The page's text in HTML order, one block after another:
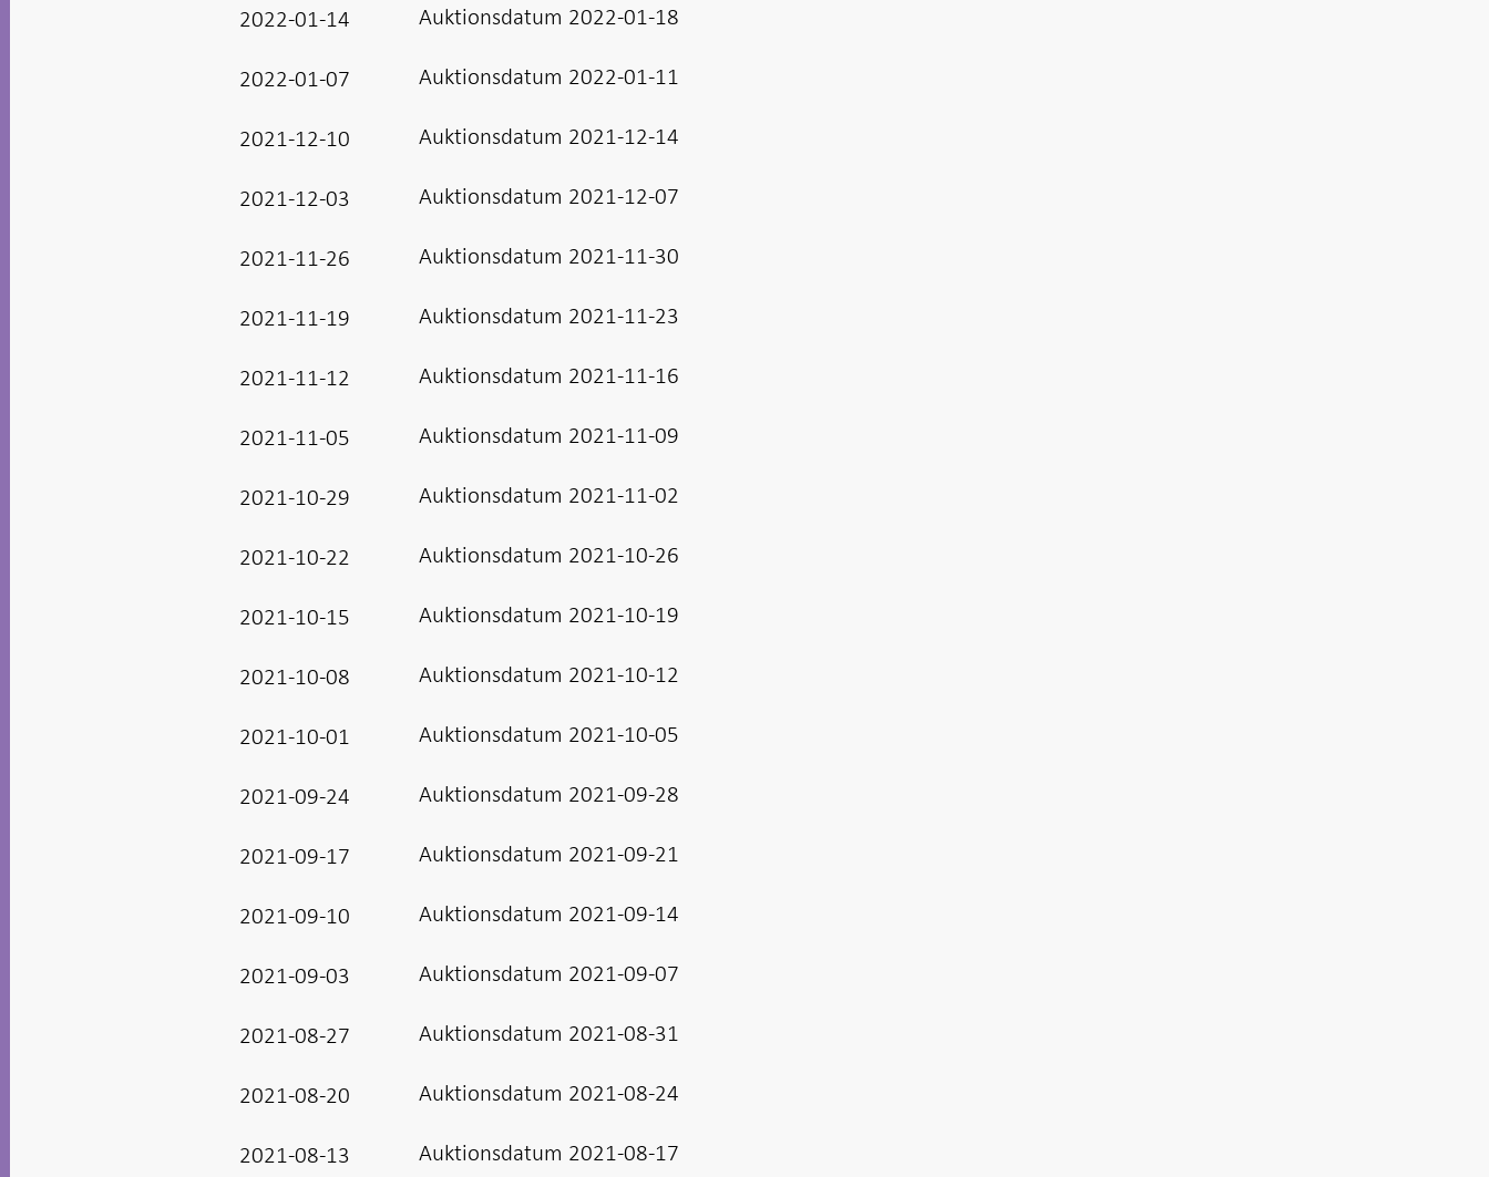
2022-01-14 Auktionsdatum 2022-01-18
2022-01-07 Auktionsdatum 2022-01-11
2021-12-10 Auktionsdatum 2021-12-14
2021-12-03 Auktionsdatum 2021-12-07
2021-11-26 Auktionsdatum 2021-11-30
2021-11-19 Auktionsdatum 2021-11-23
2021-11-12 Auktionsdatum 2021-11-16
2021-11-05 Auktionsdatum 2021-11-09
2021-10-29 Auktionsdatum 2021-11-02
2021-10-22 Auktionsdatum 2021-10-26
2021-10-15 Auktionsdatum 2021-10-19
2021-10-08 Auktionsdatum 2021-10-12
2021-10-01 Auktionsdatum 2021-10-05
2021-09-24 Auktionsdatum 2021-09-28
2021-09-17 Auktionsdatum 2021-09-21
2021-09-10 Auktionsdatum 2021-09-14
2021-09-03 Auktionsdatum 2021-09-07
2021-08-27 Auktionsdatum 2021-08-31
2021-08-20 Auktionsdatum 2021-08-24
2021-08-13 Auktionsdatum 2021-08-17